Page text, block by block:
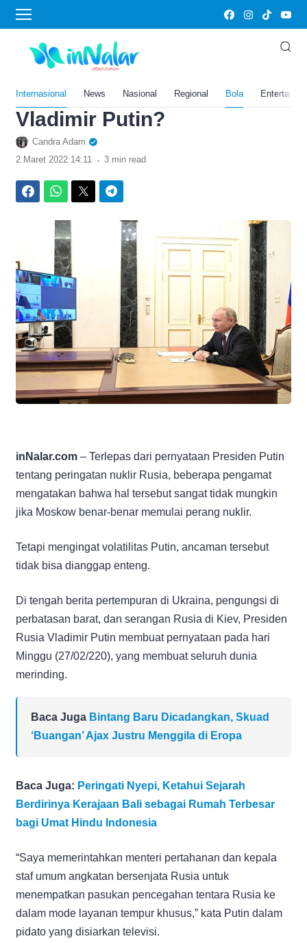
Internasional News Nasional Regional Bola
Home›Bola
Melihat Lebih Jauh Konflik
Rusia Ukraina, Seberapa
Serius Ancaman Nuklir
Vladimir Putin?
Candra Adam
2 Maret 2022 14:11 . 3 min read
inNalar.com – Terlepas dari pernyataan Presiden Putin
tentang peringatan nuklir Rusia, beberapa pengamat
mengatakan bahwa hal tersebut sangat tidak mungkin
jika Moskow benar-benar memulai perang nuklir.
Tetapi mengingat volatilitas Putin, ancaman tersebut
tidak bisa dianggap enteng.
Di tengah berita pertempuran di Ukraina, pengungsi di
perbatasan barat, dan serangan Rusia di Kiev, Presiden
Rusia Vladimir Putin membuat pernyataan pada hari
Minggu (27/02/220), yang membuat seluruh dunia
merinding.
Baca Juga Bintang Baru Dicadangkan, Skuad
‘Buangan’ Ajax Justru Menggila di Eropa
Baca Juga: Peringati Nyepi, Ketahui Sejarah
Berdirinya Kerajaan Bali sebagai Rumah Terbesar
bagi Umat Hindu Indonesia
“Saya memerintahkan menteri pertahanan dan kepala
staf umum angkatan bersenjata Rusia untuk
menempatkan pasukan pencegahan tentara Rusia ke
dalam mode layanan tempur khusus,” kata Putin dalam
pidato yang disiarkan televisi.